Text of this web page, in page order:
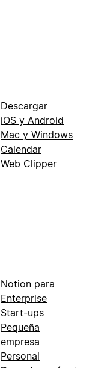
Descargar
iOS y Android
Mac y Windows
Calendar
Web Clipper
Notion para
Enterprise
Start-ups
Pequeña
empresa
Personal